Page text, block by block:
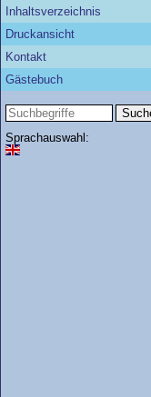
Inhaltsverzeichnis
Druckansicht
Kontakt
Gästebuch
Sprachauswahl: